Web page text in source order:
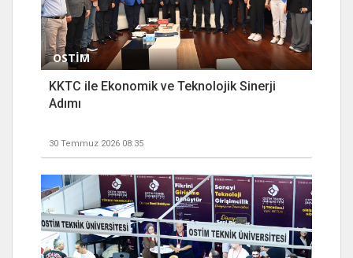
OSTİM
KKTC ile Ekonomik ve Teknolojik Sinerji
Adımı
30 Temmuz 2026 08:35